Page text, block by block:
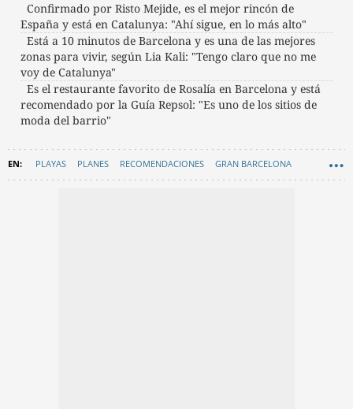
Confirmado por Risto Mejide, es el mejor rincón de
España y está en Catalunya: "Ahí sigue, en lo más alto"
Está a 10 minutos de Barcelona y es una de las mejores
zonas para vivir, según Lia Kali: "Tengo claro que no me
voy de Catalunya"
Es el restaurante favorito de Rosalía en Barcelona y está
recomendado por la Guía Repsol: "Es uno de los sitios de
moda del barrio"
PLAYAS PLANES RECOMENDACIONES GRAN BARCELONA